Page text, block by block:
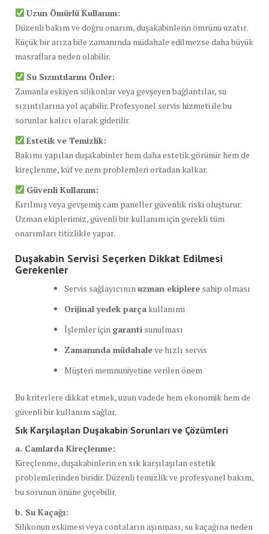
Uzun Ömürlü Kullanım:
Düzenli bakım ve doğru onarım, duşakabinlerin ömrünü uzatır.
Küçük bir arıza bile zamanında müdahale edilmezse daha büyük
masraflara neden olabilir.
Su Sızıntılarını Önler:
Zamanla eskiyen silikonlar veya gevşeyen bağlantılar, su
sızıntılarına yol açabilir. Profesyonel servis hizmeti ile bu
sorunlar kalıcı olarak giderilir.
Estetik ve Temizlik:
Bakımı yapılan duşakabinler hem daha estetik görünür hem de
kireçlenme, küf ve nem problemleri ortadan kalkar.
Güvenli Kullanım:
Kırılmış veya gevşemiş cam paneller güvenlik riski oluşturur.
Uzman ekiplerimiz, güvenli bir kullanım için gerekli tüm
onarımları titizlikle yapar.
Duşakabin Servisi Seçerken Dikkat Edilmesi
Gerekenler
Servis sağlayıcının uzman ekiplere sahip olması
Orijinal yedek parça kullanımı
İşlemler için garanti sunulması
Zamanında müdahaleve hızlı servis
Müşteri memnuniyetine verilen önem
Bu kriterlere dikkat etmek, uzun vadede hem ekonomik hem de
güvenli bir kullanım sağlar.
Sık Karşılaşılan Duşakabin Sorunları ve Çözümleri
a. Camlarda Kireçlenme:
Kireçlenme, duşakabinlerin en sık karşılaşılan estetik
problemlerinden biridir. Düzenli temizlik ve profesyonel bakım,
bu sorunun önüne geçebilir.
b. Su Kaçağı:
Silikonun eskimesi veya contaların aşınması, su kaçağına neden